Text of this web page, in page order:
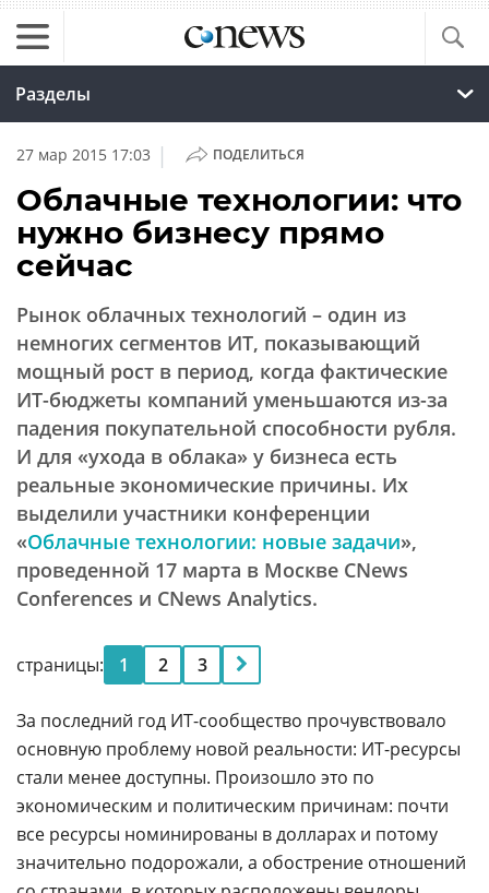
Разделы
27 мар 2015 17:03 | ПОДЕЛИТЬСЯ
Облачные технологии: что
нужно бизнесу прямо
сейчас
Рынок облачных технологий – один из
немногих сегментов ИТ, показывающий
мощный рост в период, когда фактические
ИТ-бюджеты компаний уменьшаются из-за
падения покупательной способности рубля.
И для «ухода в облака» у бизнеса есть
реальные экономические причины. Их
выделили участники конференции
«Облачные технологии: новые задачи»,
проведенной 17 марта в Москве CNews
Conferences и CNews Analytics.
страницы: 1 2 3
За последний год ИТ-сообщество прочувствовало
основную проблему новой реальности: ИТ-ресурсы
стали менее доступны. Произошло это по
экономическим и политическим причинам: почти
все ресурсы номинированы в долларах и потому
значительно подорожали, а обострение отношений